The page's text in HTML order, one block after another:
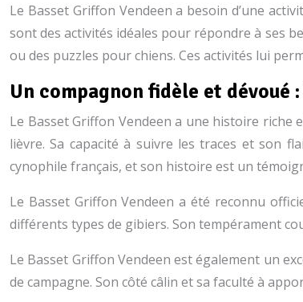
Le Basset Griffon Vendeen a besoin d’une
sont des activités idéales pour répondre à ses
ou des puzzles pour chiens. Ces activités lui
Un compagnon fidèle et
Le Basset Griffon Vendeen a une histoire riche
lièvre. Sa capacité à suivre les traces et son
cynophile français, et son histoire est un
Le Basset Griffon Vendeen a été reconnu
différents types de gibiers. Son tempérament
Le Basset Griffon Vendeen est également un
de campagne. Son côté câlin et sa faculté à